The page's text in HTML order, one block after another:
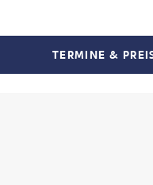
TERMINE &